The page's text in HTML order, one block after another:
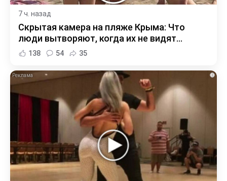
7 ч. назад
Скрытая камера на пляже Крыма: Что
люди вытворяют, когда их не видят...
138 54 35
i